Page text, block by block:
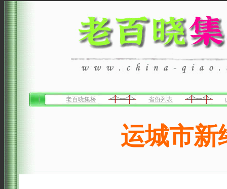
老百晓集桥 省份列表
运城市新